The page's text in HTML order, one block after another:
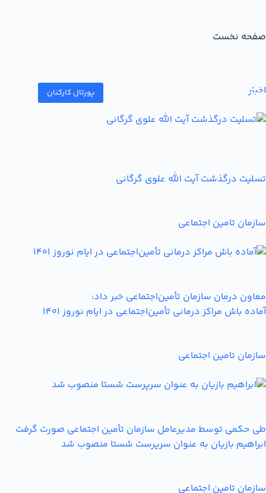
پورتال کارکنان
صفحه نخست
اخبار
تسلیت درگذشت آیت الله علوی گرگانی
سازمان تامین اجتماعی
معاون درمان سازمان تأمین‌اجتماعی خبر داد:
آماده باش مراکز درمانی تأمین‌اجتماعی در ایام نوروز 1401
سازمان تامین اجتماعی
طی حکمی توسط مدیرعامل سازمان تأمین اجتماعی صورت گرفت
ابراهیم بازیان به عنوان سرپرست شستا منصوب شد
سازمان تامین اجتماعی